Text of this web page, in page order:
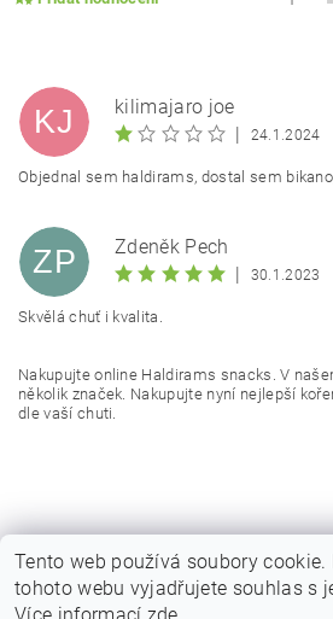
Vložením hodnocení souhlasíte s
osobních údajů
KJ
kilimajaro joe
|
24.1.2024
Objednal sem haldirams, dostal sem
ZP
Zdeněk Pech
|
30.1.2023
Skvělá chuť i kvalita.
Nakupujte online Haldirams snacks. V
několik značek. Nakupujte nyní nejlepší
dle vaší chuti.
Obchodní podmínky |
Tento web používá soubory
tohoto webu vyjadřujete souhlas s